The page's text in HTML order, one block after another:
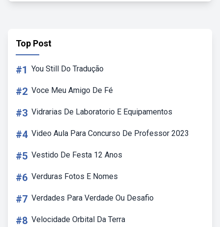
Top Post
#1 You Still Do Tradução
#2 Voce Meu Amigo De Fé
#3 Vidrarias De Laboratorio E Equipamentos
#4 Video Aula Para Concurso De Professor 2023
#5 Vestido De Festa 12 Anos
#6 Verduras Fotos E Nomes
#7 Verdades Para Verdade Ou Desafio
#8 Velocidade Orbital Da Terra